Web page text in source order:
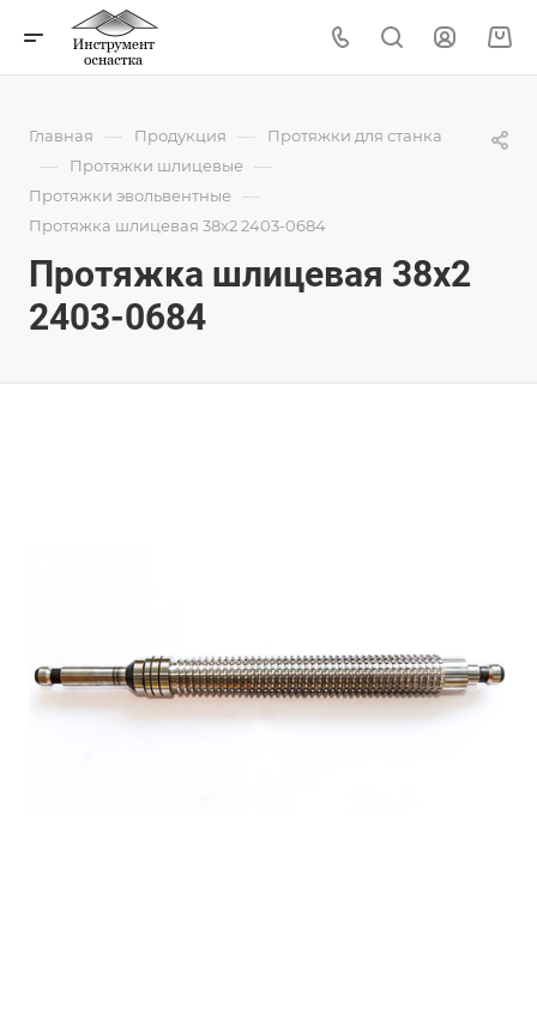
Главная — Продукция — Протяжки для станка
— Протяжки шлицевые —
Протяжки эвольвентные —
Протяжка шлицевая 38x2 2403-0684
Протяжка шлицевая 38x2
2403-0684